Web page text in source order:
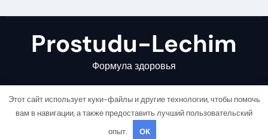
Prostudu-Lechim
Формула здоровья
Copyright © All rights reserved |
Этот сайт использует куки-файлы и другие технологии, чтобы помочь
вам в навигации, а также предоставить лучший пользовательский
опыт.
OK